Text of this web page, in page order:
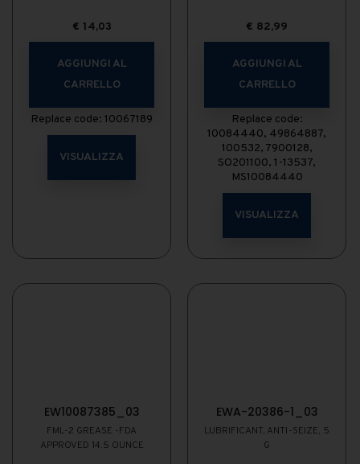
€ 14,03
AGGIUNGI AL
CARRELLO
Replace code: 10067189
VISUALIZZA
€ 82,99
AGGIUNGI AL
CARRELLO
Replace code:
10084440, 49864887,
100532, 7900128,
SO201100, 1-13537,
MS10084440
VISUALIZZA
EW10087385_03
FML-2 GREASE -FDA
APPROVED 14.5 OUNCE
EWA-20386-1_03
LUBRIFICANT, ANTI-SEIZE, 5
G